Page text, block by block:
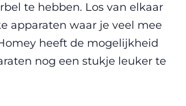
te hebben. Los van elkaar
apparaten waar je veel mee
heeft de mogelijkheid
nog een stukje leuker te